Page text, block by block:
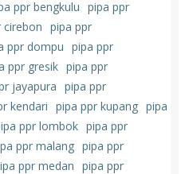
ppr bengkulu pipa ppr
cirebon pipa ppr
ppr dompu pipa ppr
ppr gresik pipa ppr
jayapura pipa ppr
kendari pipa ppr kupang pipa
ppr lombok pipa ppr
ppr malang pipa ppr
ppr medan pipa ppr